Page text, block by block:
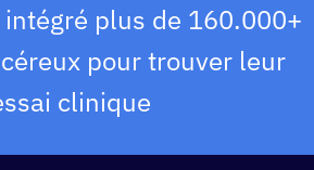
intégré plus de 160.000+
pour trouver leur
clinique